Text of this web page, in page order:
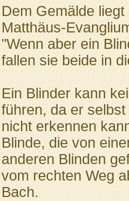
Dem Gemälde
Matthäus-
"Wenn aber ein
fallen sie beide in
Ein Blinder kann
führen, da er
nicht erkennen
Blinde, die von
anderen Blinden
vom rechten Weg
Bach.